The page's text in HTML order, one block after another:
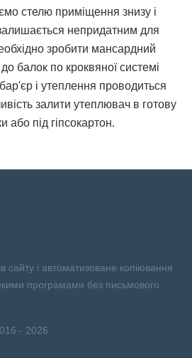
стелю приміщення знизу і
непридатним для
зробити мансардний
балок по кроквяної системі
і утеплення проводиться
залити утеплювач в готову
або під гіпсокартон.
сайту і автоматизоване копіювання
програмами без письмового
- 2026